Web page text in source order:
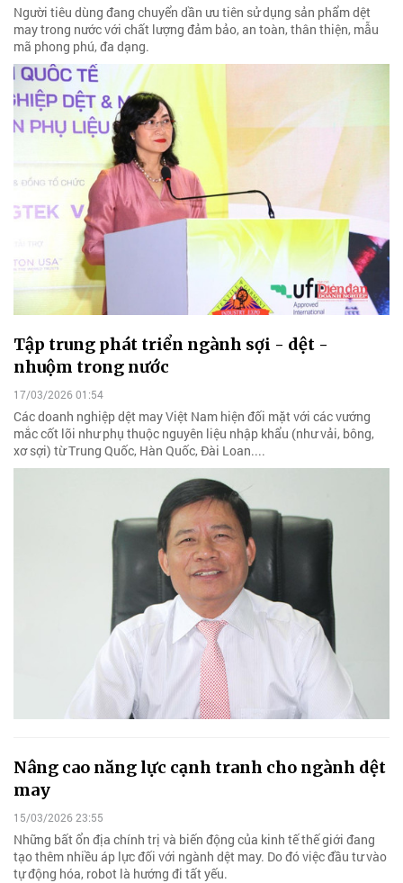
Người tiêu dùng đang chuyển dần ưu tiên sử dụng sản phẩm dệt
may trong nước với chất lượng đảm bảo, an toàn, thân thiện, mẫu
mã phong phú, đa dạng.
Tập trung phát triển ngành sợi - dệt -
nhuộm trong nước
17/03/2026 01:54
Các doanh nghiệp dệt may Việt Nam hiện đối mặt với các vướng
mắc cốt lõi như phụ thuộc nguyên liệu nhập khẩu (như vải, bông,
xơ sợi) từ Trung Quốc, Hàn Quốc, Đài Loan....
Nâng cao năng lực cạnh tranh cho ngành dệt
may
15/03/2026 23:55
Những bất ổn địa chính trị và biến động của kinh tế thế giới đang
tạo thêm nhiều áp lực đối với ngành dệt may. Do đó việc đầu tư vào
tự động hóa, robot là hướng đi tất yếu.